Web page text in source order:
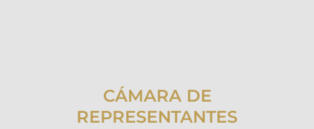
CÁMARA DE
REPRESENTANTES